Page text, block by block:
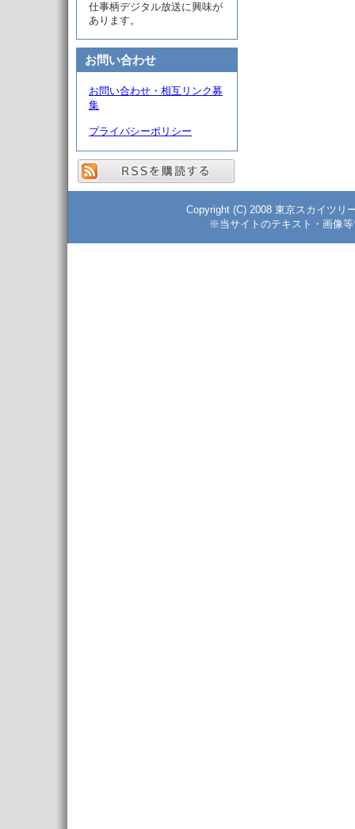
仕事柄デジタル放送に興味が
あります。
お問い合わせ
お問い合わせ・相互リンク募
集
プライバシーポリシー
Copyright (C) 2008 東京スカイツリ
※当サイトのテキスト・画像